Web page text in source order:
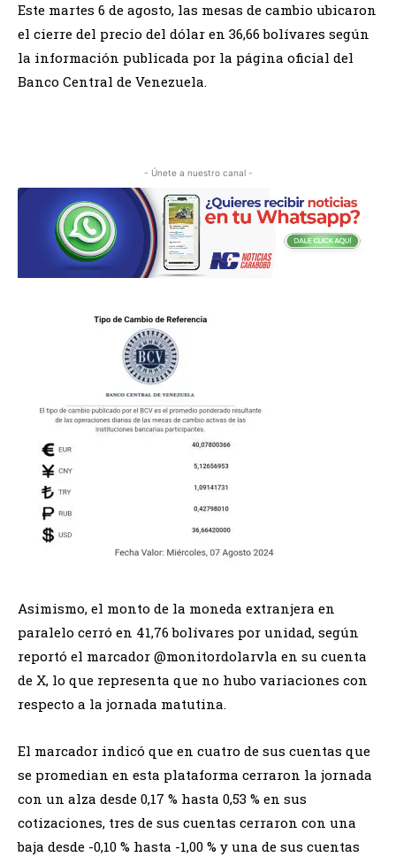
Este martes 6 de agosto, las mesas de cambio ubicaron
el cierre del precio del dólar en 36,66 bolívares según
la información publicada por la página oficial del
Banco Central de Venezuela.
- Únete a nuestro canal -
Asimismo, el monto de la moneda extranjera en
paralelo cerró en 41,76 bolívares por unidad, según
reportó el marcador @monitordolarvla en su cuenta
de X, lo que representa que no hubo variaciones con
respecto a la jornada matutina.
El marcador indicó que en cuatro de sus cuentas que
se promedian en esta plataforma cerraron la jornada
con un alza desde 0,17 % hasta 0,53 % en sus
cotizaciones, tres de sus cuentas cerraron con una
baja desde -0,10 % hasta -1,00 % y una de sus cuentas